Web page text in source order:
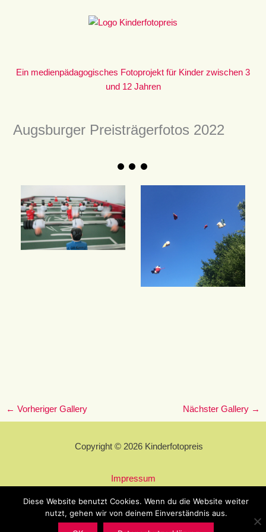
Ein medienpädagogisches Fotoprojekt für Kinder zwischen 3
und 12 Jahren
Augsburger Preisträgerfotos 2022
← Vorheriger Gallery Nächster Gallery →
Copyright © 2026 Kinderfotopreis
Impressum
Diese Website benutzt Cookies. Wenn du die Website weiter
nutzt, gehen wir von deinem Einverständnis aus.